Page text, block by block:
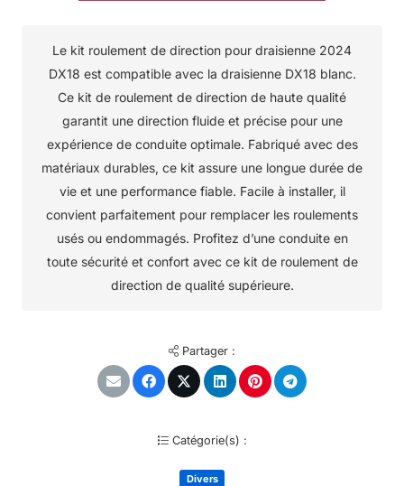
Le kit roulement de direction pour draisienne 2024
DX18 est compatible avec la draisienne DX18 blanc.
Ce kit de roulement de direction de haute qualité
garantit une direction fluide et précise pour une
expérience de conduite optimale. Fabriqué avec des
matériaux durables, ce kit assure une longue durée de
vie et une performance fiable. Facile à installer, il
convient parfaitement pour remplacer les roulements
usés ou endommagés. Profitez d’une conduite en
toute sécurité et confort avec ce kit de roulement de
direction de qualité supérieure.
Partager :
Catégorie(s) :
Divers